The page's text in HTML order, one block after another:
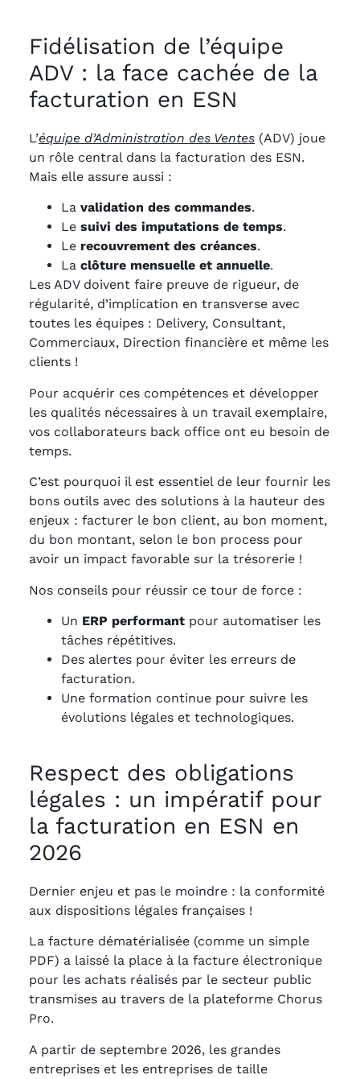
Fidélisation de l’équipe
ADV : la face cachée de la
facturation en ESN
L’équipe d’Administration des Ventes (ADV) joue
un rôle central dans la facturation des ESN.
Mais elle assure aussi :
La validation des commandes.
Le suivi des imputations de temps.
Le recouvrement des créances.
La clôture mensuelle et annuelle.
Les ADV doivent faire preuve de rigueur, de
régularité, d’implication en transverse avec
toutes les équipes : Delivery, Consultant,
Commerciaux, Direction financière et même les
clients !
Pour acquérir ces compétences et développer
les qualités nécessaires à un travail exemplaire,
vos collaborateurs back office ont eu besoin de
temps.
C’est pourquoi il est essentiel de leur fournir les
bons outils avec des solutions à la hauteur des
enjeux : facturer le bon client, au bon moment,
du bon montant, selon le bon process pour
avoir un impact favorable sur la trésorerie !
Nos conseils pour réussir ce tour de force :
Un ERP performant pour automatiser les
tâches répétitives.
Des alertes pour éviter les erreurs de
facturation.
Une formation continue pour suivre les
évolutions légales et technologiques.
Respect des obligations
légales : un impératif pour
la facturation en ESN en
2026
Dernier enjeu et pas le moindre : la conformité
aux dispositions légales françaises !
La facture dématérialisée (comme un simple
PDF) a laissé la place à la facture électronique
pour les achats réalisés par le secteur public
transmises au travers de la plateforme Chorus
Pro.
A partir de septembre 2026, les grandes
entreprises et les entreprises de taille